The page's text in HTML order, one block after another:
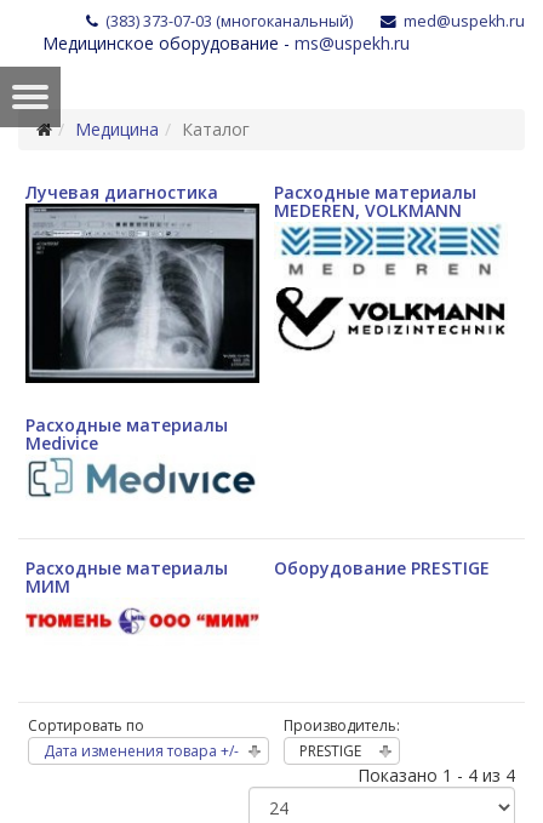
(383) 373-07-03 (многоканальный) med@uspekh.ru
Медицинское оборудование - ms@uspekh.ru
Медицина Каталог
Лучевая диагностика Расходные материалы
MEDEREN, VOLKMANN
Расходные материалы
Medivice
Расходные материалы
МИМ
Оборудование PRESTIGE
Сортировать по
Дата изменения товара +/-
Производитель:
PRESTIGE
Показано 1 - 4 из 4